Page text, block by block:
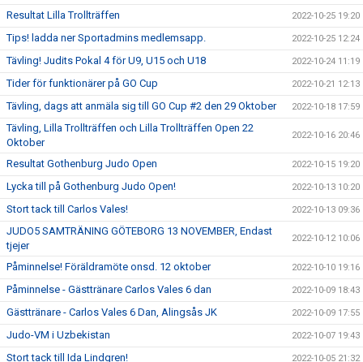
Resultat Lilla Trollträffen 2022-10-25 19:20
Tips! ladda ner Sportadmins medlemsapp. 2022-10-25 12:24
Tävling! Judits Pokal 4 för U9, U15 och U18 2022-10-24 11:19
Tider för funktionärer på GO Cup 2022-10-21 12:13
Tävling, dags att anmäla sig till GO Cup #2 den 29 Oktober 2022-10-18 17:59
Tävling, Lilla Trollträffen och Lilla Trollträffen Open 22
Oktober
2022-10-16 20:46
Resultat Gothenburg Judo Open 2022-10-15 19:20
Lycka till på Gothenburg Judo Open! 2022-10-13 10:20
Stort tack till Carlos Vales! 2022-10-13 09:36
JUDO5 SAMTRÄNING GÖTEBORG 13 NOVEMBER, Endast
tjejer
2022-10-12 10:06
Påminnelse! Föräldramöte onsd. 12 oktober 2022-10-10 19:16
Påminnelse - Gästtränare Carlos Vales 6 dan 2022-10-09 18:43
Gästtränare - Carlos Vales 6 Dan, Alingsås JK 2022-10-09 17:55
Judo-VM i Uzbekistan 2022-10-07 19:43
Stort tack till Ida Lindgren! 2022-10-05 21:32